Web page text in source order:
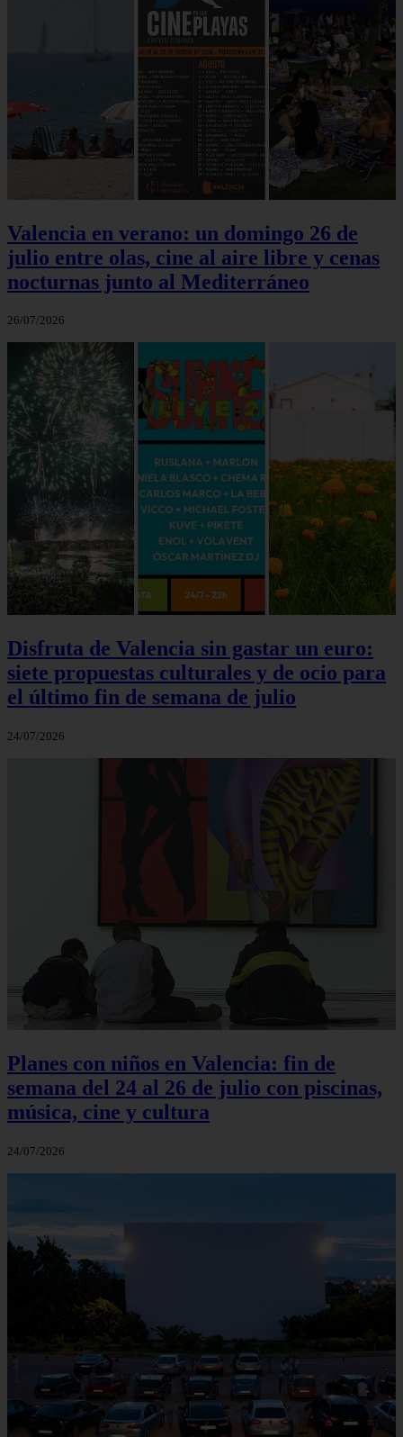
Valencia en verano: un domingo 26 de
julio entre olas, cine al aire libre y cenas
nocturnas junto al Mediterráneo
26/07/2026
Disfruta de Valencia sin gastar un euro:
siete propuestas culturales y de ocio para
el último fin de semana de julio
24/07/2026
Planes con niños en Valencia: fin de
semana del 24 al 26 de julio con piscinas,
música, cine y cultura
24/07/2026